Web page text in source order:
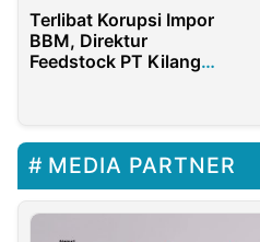
Terlibat Korupsi Impor
BBM, Direktur
Feedstock PT Kilang
MEDIA PARTNER